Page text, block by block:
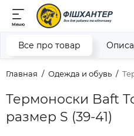
Меню
Главная Одежда и обувь
Термоноски Baft
размер S (39-41)
Все про товар